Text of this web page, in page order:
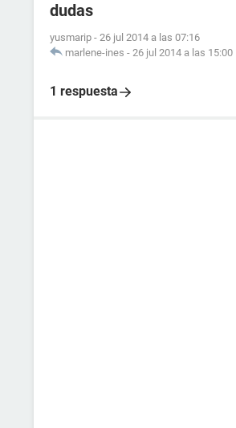
dudas
yusmarip - 26 jul 2014 a las 07:16
marlene-ines - 26 jul 2014 a las 15:00
1 respuesta